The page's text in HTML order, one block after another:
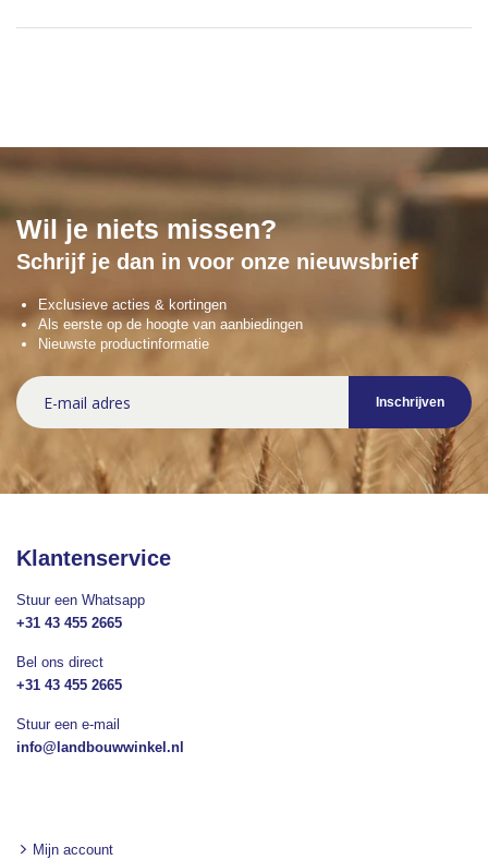
Wil je niets missen?
Schrijf je dan in voor onze nieuwsbrief
Exclusieve acties & kortingen
Als eerste op de hoogte van aanbiedingen
Nieuwste productinformatie
Abonneer
u
op
Inschrijven
Klantenservice
Stuur een Whatsapp
+31 43 455 2665
Bel ons direct
+31 43 455 2665
Stuur een e-mail
info@landbouwwinkel.nl
Mijn account